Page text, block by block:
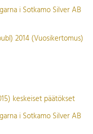
i Sotkamo Silver AB
2014 (Vuosikertomus)
keskeiset päätökset
i Sotkamo Silver AB